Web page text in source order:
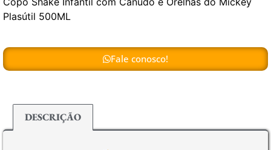
Plasútil 500ML
Fale conosco!
DESCRIÇÃO